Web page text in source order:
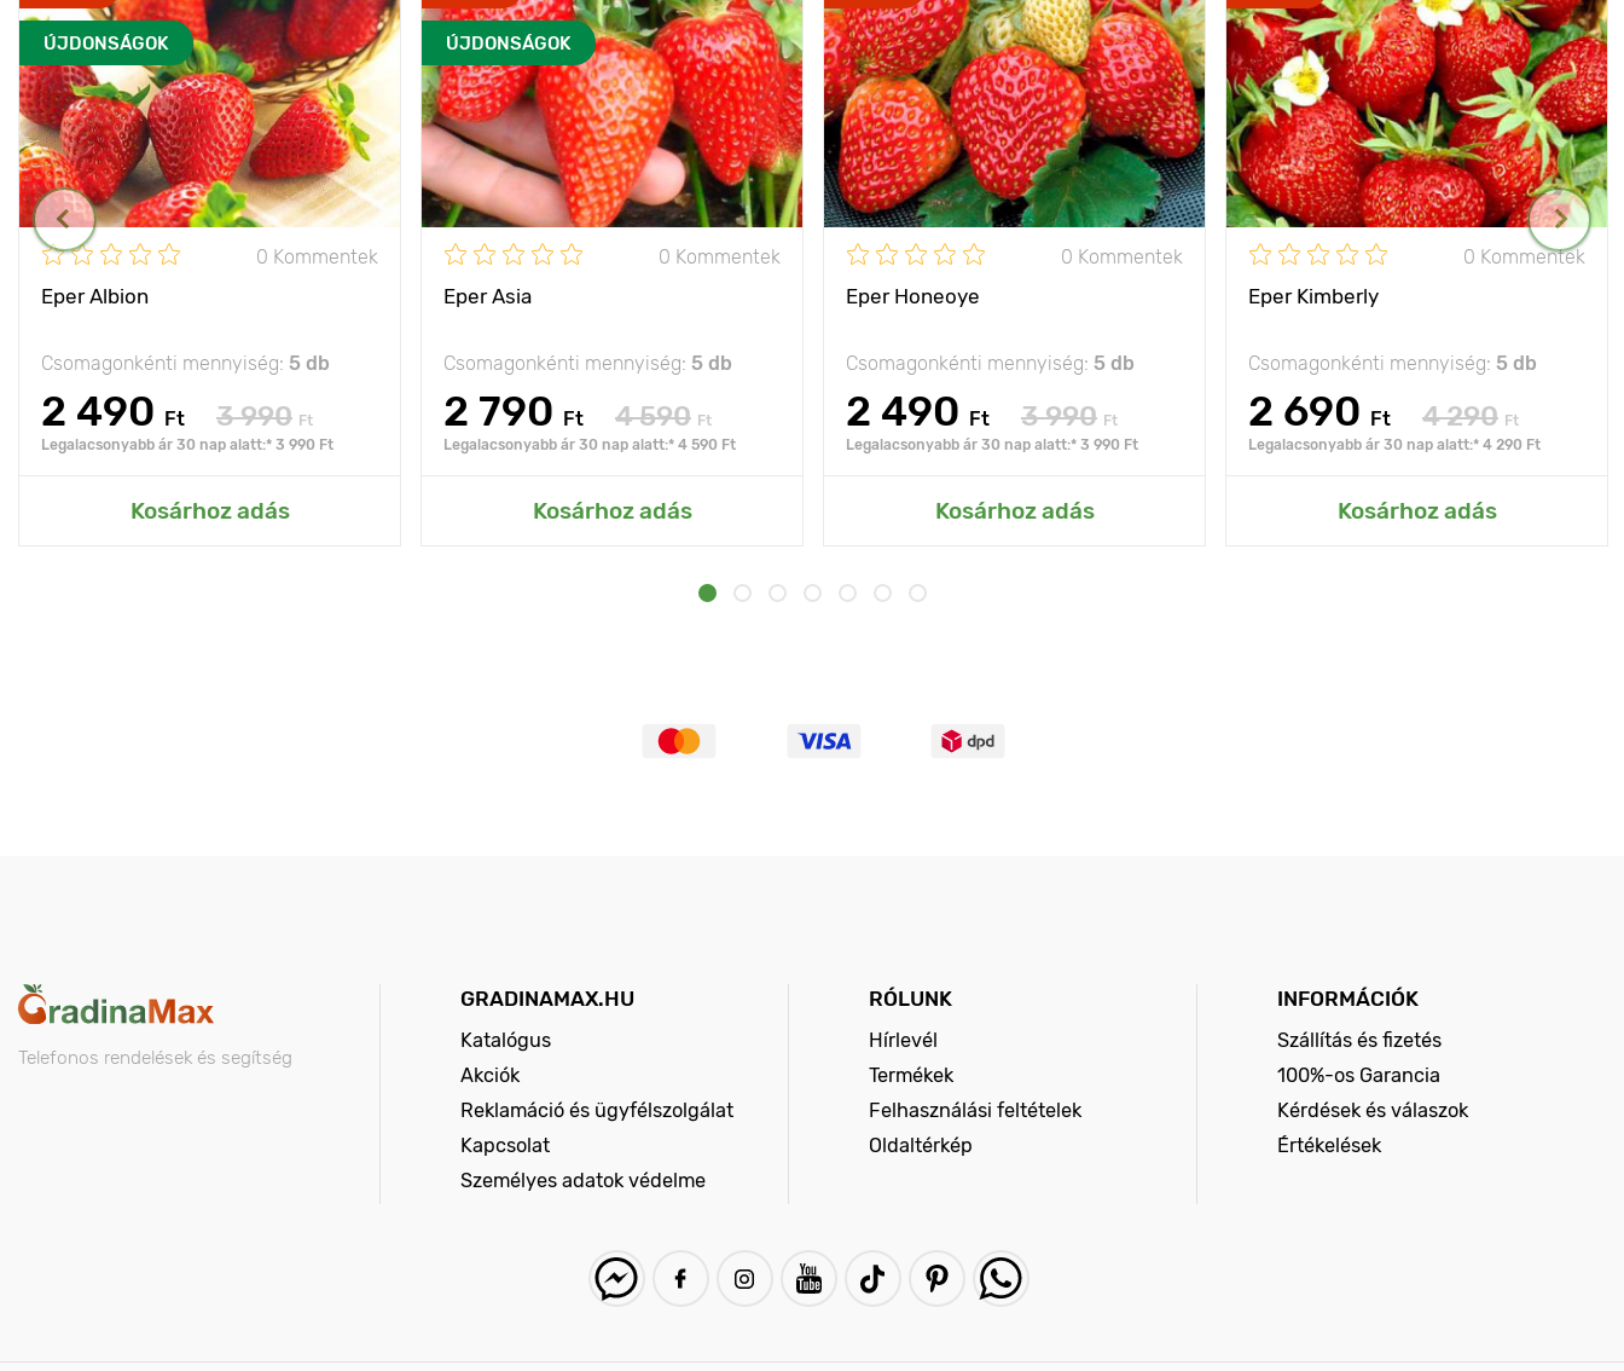
ÚJDONSÁGOK
0 Kommentek
Eper Albion
Csomagonkénti mennyiség: 5 db
2 490 Ft 3 990 Ft
Legalacsonyabb ár 30 nap alatt:* 3 990 Ft
Kosárhoz adás
ÚJDONSÁGOK
0 Kommentek
Eper Asia
Csomagonkénti mennyiség: 5 db
2 790 Ft 4 590 Ft
Legalacsonyabb ár 30 nap alatt:* 4 590 Ft
Kosárhoz adás
0 Kommentek
Eper Honeoye
Csomagonkénti mennyiség: 5 db
2 490 Ft 3 990 Ft
Legalacsonyabb ár 30 nap alatt:* 3 990 Ft
Kosárhoz adás
0 Kommentek
Eper Kimberly
Csomagonkénti mennyiség: 5 db
2 690 Ft 4 290 Ft
Legalacsonyabb ár 30 nap alatt:* 4 290 Ft
Kosárhoz adás
Telefonos rendelések és segítség
GRADINAMAX.HU
Katalógus
Akciók
Reklamáció és ügyfélszolgálat
Kapcsolat
Személyes adatok védelme
RÓLUNK
Hírlevél
Termékek
Felhasználási feltételek
Oldaltérkép
INFORMÁCIÓK
Szállítás és fizetés
100%-os Garancia
Kérdések és válaszok
Értékelések